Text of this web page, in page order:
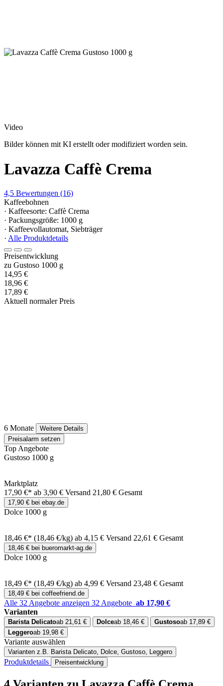
Video
Bilder können mit KI erstellt oder modifiziert worden sein.
Lavazza Caffè Crema
4,5 Bewertungen (16)
Kaffeebohnen
· Kaffeesorte: Caffè Crema
· Packungsgröße: 1000 g
· Kaffeevollautomat, Siebträger
· Alle Produktdetails
Preisentwicklung
zu Gustoso 1000 g
14,95 €
18,96 €
17,89 €
Aktuell normaler Preis
6 Monate
Weitere Details
Preisalarm setzen
Top Angebote
Gustoso 1000 g
Marktplatz
17,90 €* ab 3,90 € Versand 21,80 € Gesamt
17,90 € bei ebay.de
Dolce 1000 g
18,46 €* (18,46 €/kg) ab 4,15 € Versand 22,61 € Gesamt
18,46 € bei bueromarkt-ag.de
Dolce 1000 g
18,49 €* (18,49 €/kg) ab 4,99 € Versand 23,48 € Gesamt
18,49 € bei coffeefriend.de
Alle 32 Angebote anzeigen 32 Angebote ab 17,90 €
Varianten
Barista Delicatoab 21,61 € Dolceab 18,46 € Gustosoab 17,89 €
Leggeroab 19,98 €
Variante auswählen
Varianten z.B. Barista Delicato, Dolce, Gustoso, Leggero
Produktdetails Preisentwicklung